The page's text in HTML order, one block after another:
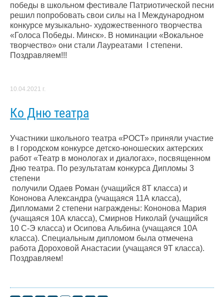
победы в школьном фестивале Патриотической песни
решил попробовать свои силы на​ I Международном
конкурсе музыкально- художественного творчества
«Голоса Победы. Минск». В номинации «Вокальное
творчество» они стали Лауреатами​ ​ I степени.
Поздравляем!!!
10.04.2021 г.
Ко Дню театра
Участники​ школьного​ театра «РОСТ» приняли участие
в I городском конкурсе детско-юношеских актерских
работ «Театр в монологах и диалогах», посвященном
Дню театра. По результатам конкурса Дипломы 3
степени​
​ получили Одаев Роман (учащийся 8Т класса) и
Кононова Александра (учащаяся 11А класса),
Дипломами 2 степени награждены: Кононова Мария
(учащаяся 10А класса), Смирнов Николай (учащийся
10 С-Э класса) и Осипова Альбина (учащаяся 10А
класса).​ Специальным дипломом была отмечена
работа Дороховой Анастасии​ (учащаяся 9Т класса).
Поздравляем!